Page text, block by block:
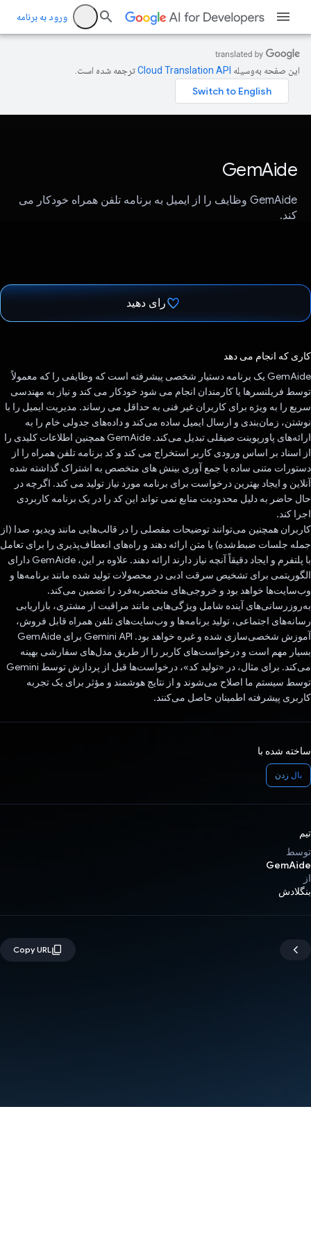
ورود به برنامه
این صفحه به‌وسیله ترجمه شده است.
GemAide
GemAide وظایف را از ایمیل به برنامه تلفن همراه خودکار می
کند.
رای دهید
کاری که انجام می دهد
GemAide یک برنامه دستیار شخصی پیشرفته است که وظایفی را که معمولاً
توسط فریلنسرها یا کارمندان انجام می شود خودکار می کند و نیاز به مهندسی
سریع را به ویژه برای کاربران غیر فنی به حداقل می رساند. مدیریت ایمیل را با
نوشتن، زمان‌بندی و ارسال ایمیل ساده می‌کند و داده‌های جدولی خام را به
ارائه‌های پاورپوینت صیقلی تبدیل می‌کند. GemAide همچنین اطلاعات کلیدی را
از اسناد بر اساس ورودی کاربر استخراج می کند و کد برنامه تلفن همراه را از
دستورات متنی ساده با جمع آوری بینش های متخصص به اشتراک گذاشته شده
آنلاین و ایجاد بهترین درخواست برای برنامه مورد نیاز تولید می کند. اگرچه در
حال حاضر به دلیل محدودیت منابع نمی تواند این کد را در یک برنامه کاربردی
اجرا کند.
کاربران همچنین می‌توانند توضیحات مفصلی را در قالب‌هایی مانند ویدیو، صدا (از
جمله جلسات ضبط‌شده) یا متن ارائه دهند و راه‌های انعطاف‌پذیری را برای تعامل
با پلتفرم و ایجاد دقیقاً آنچه نیاز دارند ارائه دهند. علاوه بر این، GemAide دارای
الگوریتمی برای تشخیص سرقت ادبی در محصولات تولید شده مانند برنامه‌ها و
وب‌سایت‌ها خواهد بود و خروجی‌های منحصربه‌فرد را تضمین می‌کند.
به‌روزرسانی‌های آینده شامل ویژگی‌هایی مانند مراقبت از مشتری، بازاریابی
رسانه‌های اجتماعی، تولید برنامه‌ها و وب‌سایت‌های تلفن همراه قابل فروش،
آموزش شخصی‌سازی شده و غیره خواهد بود. Gemini API برای GemAide
بسیار مهم است و درخواست‌های کاربر را از طریق مدل‌های سفارشی بهینه
می‌کند. برای مثال، در «تولید کد»، درخواست‌ها قبل از پردازش توسط Gemini
توسط سیستم ما اصلاح می‌شوند و از نتایج هوشمند و مؤثر برای یک تجربه
کاربری پیشرفته اطمینان حاصل می‌کنند.
ساخته شده با
بال زدن
تیم
توسط
GemAide
از
بنگلادش